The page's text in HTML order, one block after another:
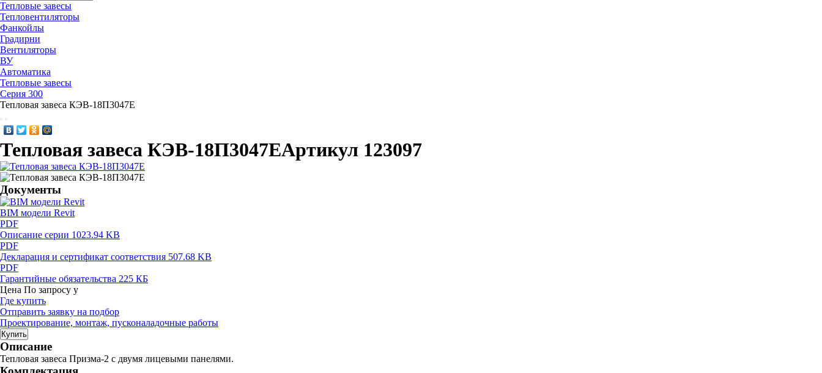
Тепловые завесы
Тепловентиляторы
Фанкойлы
Градирни
Вентиляторы
ВУ
Автоматика
Тепловые завесы
Серия 300
Тепловая завеса КЭВ-18П3047E
Тепловая завеса КЭВ-18П3047EАртикул 123097
Документы
BIM модели Revit
PDF
Описание серии 1023.94 KB
PDF
Декларация и сертификат соответствия 507.68 KB
PDF
Гарантийные обязательства 225 КБ
Цена По запросу у
Где купить
Отправить заявку на подбор
Проектирование, монтаж, пусконаладочные работы
Купить
Описание
Тепловая завеса Призма-2 с двумя лицевыми панелями.